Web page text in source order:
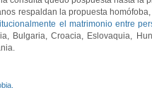
respaldan la propuesta
el matrimonio entre
Bulgaria, Croacia, Eslovaquia,